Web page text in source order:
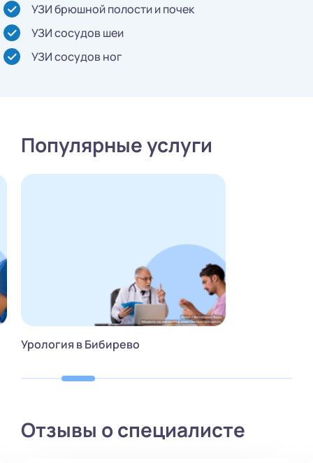
УЗИ брюшной полости и почек
УЗИ сосудов шеи
УЗИ сосудов ног
Популярные услуги
Урология в Бибирево
Отзывы о специалисте